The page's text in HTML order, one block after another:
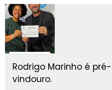
Rodrigo Marinho é
vindouro.